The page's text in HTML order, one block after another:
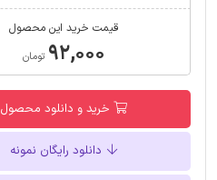
قیمت خرید این محصول
۹۲,۰۰۰ تومان
خرید و دانلود محصول
دانلود رایگان نمونه